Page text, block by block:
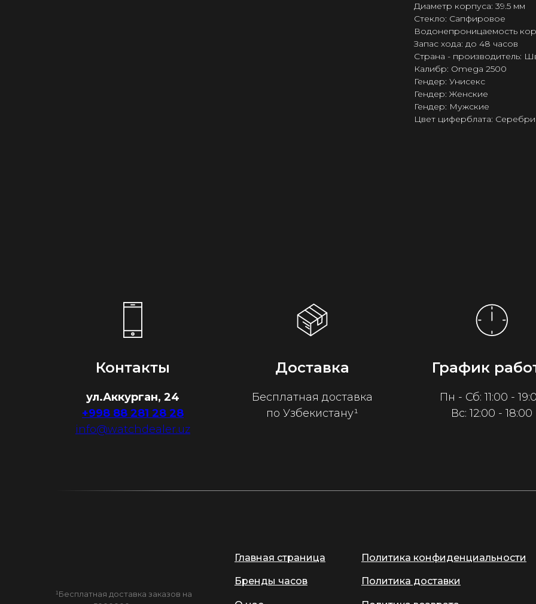
Диаметр корпуса: 39.5 мм
Стекло: Сапфировое
Водонепроницаемость
Запас хода: до 48 часов
Страна - производитель:
Калибр: Omega 2500
Гендер: Унисекс
Гендер: Женские
Гендер: Мужские
Цвет циферблата:
Контакты
ул.Аккурган, 24
+998 88 281 28 28
info@watchdealer.uz
Доставка
Бесплатная доставка
по Узбекистану¹
График
Пн - Сб: 11:00 -
Вс: 12:00 - 18:00
Главная страница
Бренды часов
¹Бесплатная доставка заказов на
Политика конфиденциальности
Политика доставки